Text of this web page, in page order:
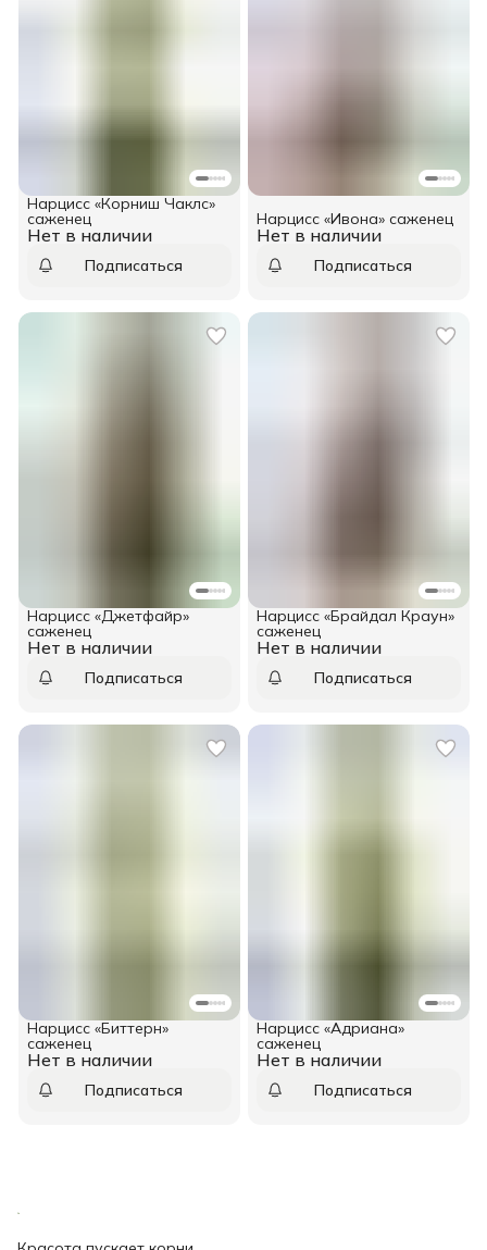
Нет в наличии
Нарцисс «Корниш Чаклс»
саженец
Подписаться
Нет в наличии
Нарцисс «Ивона» саженец
Подписаться
Нет в наличии
Нарцисс «Джетфайр»
саженец
Подписаться
Нет в наличии
Нарцисс «Брайдал Краун»
саженец
Подписаться
Нет в наличии
Нарцисс «Биттерн»
саженец
Подписаться
Нет в наличии
Нарцисс «Адриана»
саженец
Подписаться